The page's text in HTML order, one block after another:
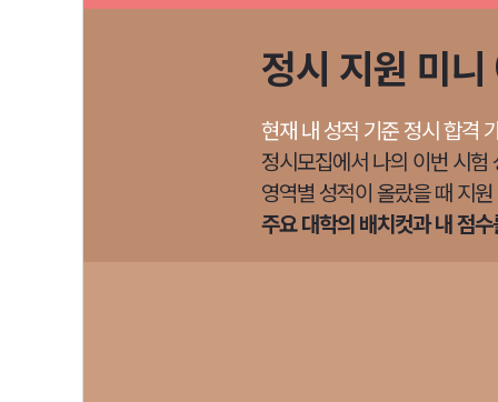
정시 지원 미니
현재 내 성적 기준 정시 합격
정시모집에서 나의 이번 시험
영역별 성적이 올랐을 때 지
주요 대학의 배치컷과 내 점